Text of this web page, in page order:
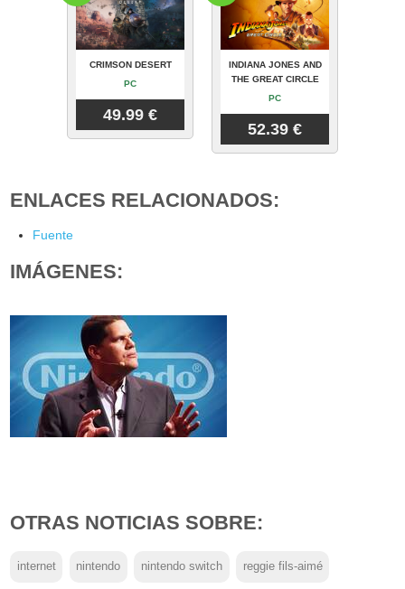
CRIMSON DESERT
PC
49.99 €
INDIANA JONES AND
THE GREAT CIRCLE
PC
52.39 €
ENLACES RELACIONADOS:
Fuente
IMÁGENES:
OTRAS NOTICIAS SOBRE:
internet nintendo nintendo switch reggie fils-aimé